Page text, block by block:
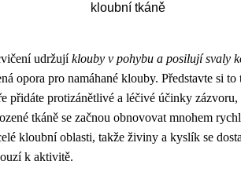
kloubní tkáně
udržujíklouby v pohybu a posilují svaly
opora pro namáhané klouby. Představte si
přidáte protizánětlivé a léčivé účinky
tkáně se začnou obnovovat mnohem
kloubní oblasti, takže živiny a kyslík se
k aktivitě.